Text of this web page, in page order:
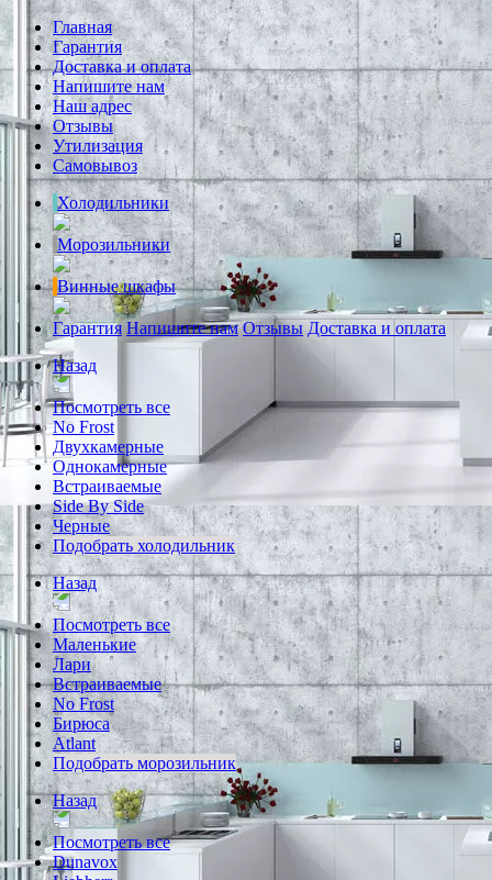
Главная
Гарантия
Доставка и оплата
Напишите нам
Наш адрес
Отзывы
Утилизация
Самовывоз
Холодильники
Морозильники
Винные шкафы
Гарантия Напишите нам Отзывы Доставка и оплата
Назад
Посмотреть все
No Frost
Двухкамерные
Однокамерные
Встраиваемые
Side By Side
Черные
Подобрать холодильник
Назад
Посмотреть все
Маленькие
Лари
Встраиваемые
No Frost
Бирюса
Atlant
Подобрать морозильник
Назад
Посмотреть все
Dunavox